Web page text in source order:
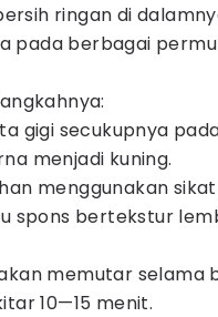
ringan di
pada berbagai
gigi secukupnya
menjadi kuning.
menggunakan
spons bertekstur
memutar selama
10—15 menit.